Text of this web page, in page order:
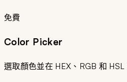
免費
Color Picker
選取顏色並在 HEX、RGB 和 HSL